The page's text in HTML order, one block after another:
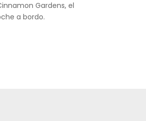
Gardens, el
a bordo.